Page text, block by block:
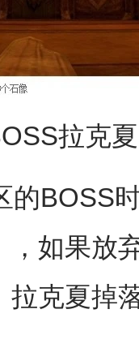
拉克夏
BOSS时
，如果放
拉克夏掉